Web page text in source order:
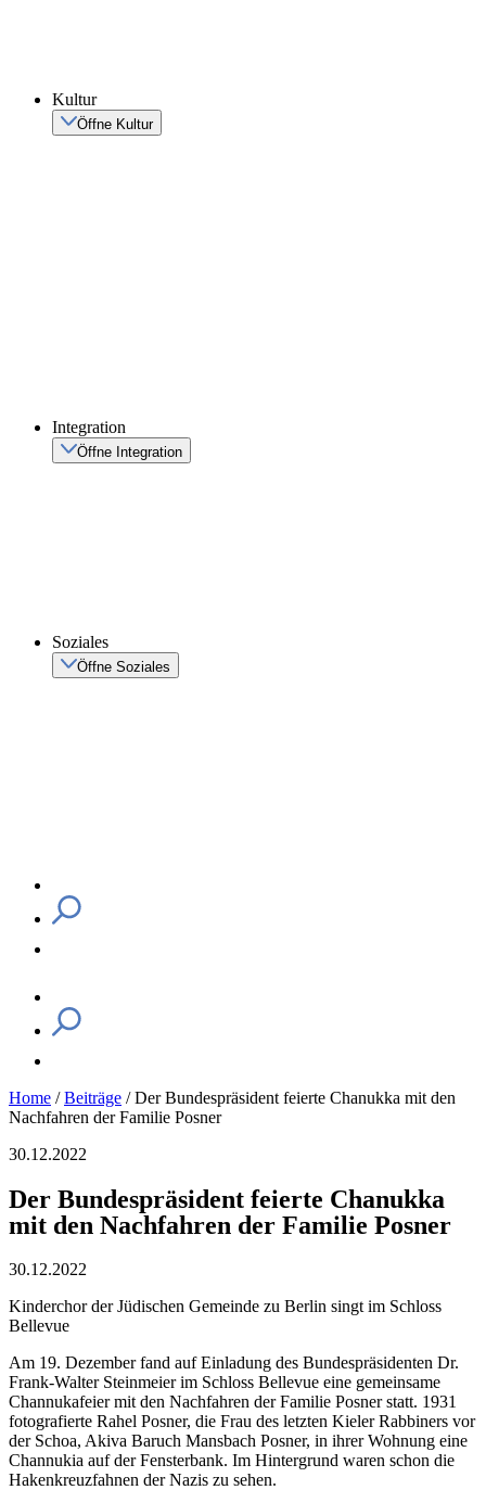
Kultur
Öffne Kultur
Integration
Öffne Integration
Soziales
Öffne Soziales
Home /Beiträge /Der Bundespräsident feierte Chanukka mit den
Nachfahren der Familie Posner
30.12.2022
Der Bundespräsident feierte Chanukka
mit den Nachfahren der Familie Posner
30.12.2022
Kinderchor der Jüdischen Gemeinde zu Berlin singt im Schloss
Bellevue
Am 19. Dezember fand auf Einladung des Bundespräsidenten Dr.
Frank-Walter Steinmeier im Schloss Bellevue eine gemeinsame
Channukafeier mit den Nachfahren der Familie Posner statt. 1931
fotografierte Rahel Posner, die Frau des letzten Kieler Rabbiners vor
der Schoa, Akiva Baruch Mansbach Posner, in ihrer Wohnung eine
Channukia auf der Fensterbank. Im Hintergrund waren schon die
Hakenkreuzfahnen der Nazis zu sehen.